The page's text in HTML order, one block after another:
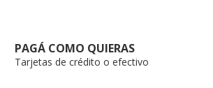
PAGÁ COMO QUIERAS
Tarjetas de crédito o efectivo